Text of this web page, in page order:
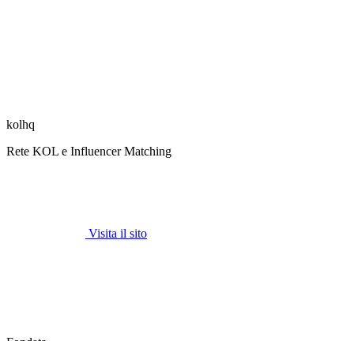
kolhq
Rete KOL e Influencer Matching
Visita il sito